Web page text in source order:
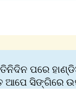
ପରେ
ଆପେ ସିଙ୍ଗିରେ